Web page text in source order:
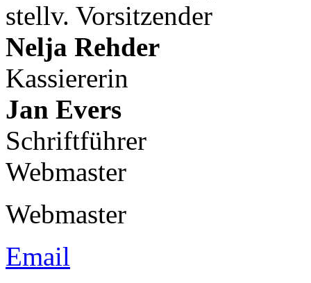
stellv. Vorsitzender
Nelja Rehder
Kassiererin
Jan Evers
Schriftführer
Webmaster
Webmaster
Email